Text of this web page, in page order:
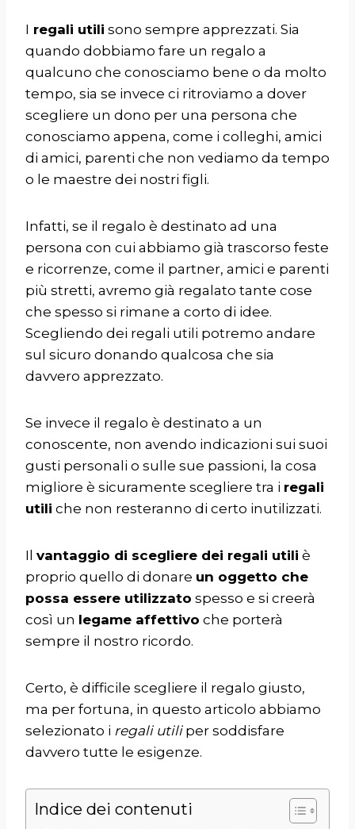
I regali utili sono sempre apprezzati. Sia
quando dobbiamo fare un regalo a
qualcuno che conosciamo bene o da molto
tempo, sia se invece ci ritroviamo a dover
scegliere un dono per una persona che
conosciamo appena, come i colleghi, amici
di amici, parenti che non vediamo da tempo
o le maestre dei nostri figli.
Infatti, se il regalo è destinato ad una
persona con cui abbiamo già trascorso feste
e ricorrenze, come il partner, amici e parenti
più stretti, avremo già regalato tante cose
che spesso si rimane a corto di idee.
Scegliendo dei regali utili potremo andare
sul sicuro donando qualcosa che sia
davvero apprezzato.
Se invece il regalo è destinato a un
conoscente, non avendo indicazioni sui suoi
gusti personali o sulle sue passioni, la cosa
migliore è sicuramente scegliere tra i regali
utili che non resteranno di certo inutilizzati.
Il vantaggio di scegliere dei regali utili è
proprio quello di donare un oggetto che
possa essere utilizzato spesso e si creerà
così un legame affettivo che porterà
sempre il nostro ricordo.
Certo, è difficile scegliere il regalo giusto,
ma per fortuna, in questo articolo abbiamo
selezionato i regali utiliper soddisfare
davvero tutte le esigenze.
Indice dei contenuti